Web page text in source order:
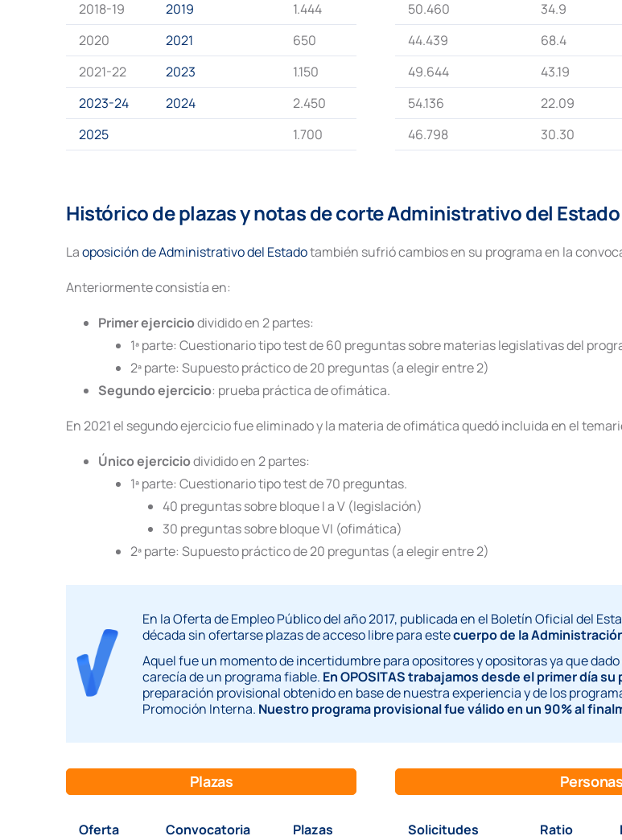
2018-19
2019
1.444
2020
2021
650
2021-22
2023
1.150
2023-24
2024
2.450
2025
1.700
50.460
34.9
44.439
68.4
49.644
43.19
54.136
22.09
46.798
30.30
Histórico de plazas y notas de corte Administrativo del
Laoposición de Administrativo del Estadotambién sufrió cambios en su programa en la
Anteriormente consistía en:
Primer ejerciciodividido en 2 partes:
1ª parte: Cuestionario tipo test de 60 preguntas sobre materias legislativas del
2ª parte: Supuesto práctico de 20 preguntas (a elegir entre 2)
Segundo ejercicio: prueba práctica de ofimática.
En 2021 el segundo ejercicio fue eliminado y la materia de ofimática quedó incluida en el
Único ejerciciodividido en 2 partes:
1ª parte: Cuestionario tipo test de 70 preguntas.
40 preguntas sobre bloque I a V (legislación)
30 preguntas sobre bloque VI (ofimática)
2ª parte: Supuesto práctico de 20 preguntas (a elegir entre 2)
En la Oferta de Empleo Público del año 2017, publicada en el Boletín Oficial del
década sin ofertarse plazas de acceso libre para estecuerpo de la
Aquel fue un momento de incertidumbre para opositores y opositoras ya que
carecía de un programa fiable. En OPOSITAS trabajamos desde el primer día
preparación provisional obtenido en base de nuestra experiencia y de los
Promoción Interna. Nuestro programa provisional fue válido en un 90% al
Plazas
Oferta Convocatoria
Plazas
Solicitudes Ratio